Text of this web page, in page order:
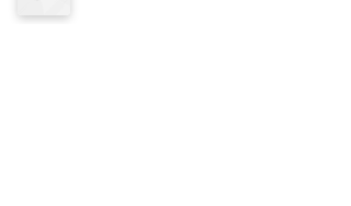
Sakal Gunacha Swami